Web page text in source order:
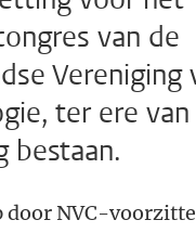
van de
Vereniging
ter ere
bestaan.
door NVC-